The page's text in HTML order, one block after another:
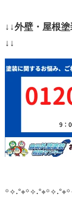
↓↓外壁・屋根
↓↓